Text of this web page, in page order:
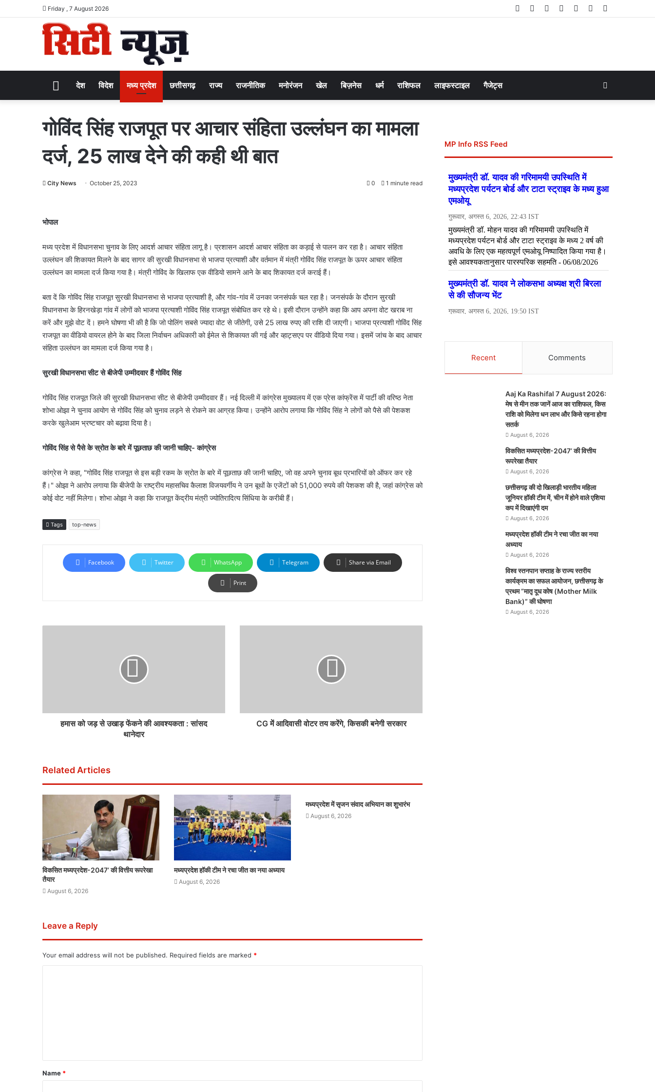
Friday , 7 August 2026 Telegram
Instagram
YouTube
LinkedIn
Twitter
Facebook
Homeदेश विदेश मध्य प्रदेश छत्तीसगढ़ राज्य राजनीतिक मनोरंजन खेल बिज़नेस धर्म राशिफल लाइफस्टाइल गैजेट्स
गोविंद सिंह राजपूत पर आचार संहिता उल्लंघन का मामला
दर्ज, 25 लाख देने की कही थी बात
City News October 25, 2023 0 1 minute read
भोपाल
मध्य प्रदेश में विधानसभा चुनाव के लिए आदर्श आचार संहिता लागू है। प्रशासन आदर्श आचार संहिता का कड़ाई से पालन कर रहा है। आचार संहिता
उल्लंघन की शिकायत मिलने के बाद सागर की सुरखी विधानसभा से भाजपा प्रत्याशी और वर्तमान में मंत्री गोविंद सिंह राजपूत के ऊपर आचार संहिता
उल्लंघन का मामला दर्ज किया गया है। मंत्री गोविंद के खिलाफ एक वीडियो सामने आने के बाद शिकायत दर्ज कराई हैं।
बता दें कि गोविंद सिंह राजपूत सुरखी विधानसभा से भाजपा प्रत्याशी है, और गांव-गांव में उनका जनसंपर्क चल रहा है। जनसंपर्क के दौरान सुरखी
विधानसभा के हिरनखेड़ा गांव में लोगों को भाजपा प्रत्याशी गोविंद सिंह राजपूत संबोधित कर रहे थे। इसी दौरान उन्होंने कहा कि आप अपना वोट खराब ना
करें और मुझे वोट दें। हमने घोषणा भी की है कि जो पोलिंग सबसे ज्यादा वोट से जीतेगी, उसे 25 लाख रुपए की राशि दी जाएगी। भाजपा प्रत्याशी गोविंद सिंह
राजपूत का वीडियो वायरल होने के बाद जिला निर्वाचन अधिकारी को ईमेल से शिकायत की गई और व्हाट्सएप पर वीडियो दिया गया। इसमें जांच के बाद आचार
संहिता उल्लंघन का मामला दर्ज किया गया है।
सुरखी विधानसभा सीट से बीजेपी उम्मीदवार हैं गोविंद सिंह
गोविंद सिंह राजपूत जिले की सुरखी विधानसभा सीट से बीजेपी उम्मीदवार हैं। नई दिल्ली में कांग्रेस मुख्यालय में एक प्रेस कांफ्रेंस में पार्टी की वरिष्ठ नेता
शोभा ओझा ने चुनाव आयोग से गोविंद सिंह को चुनाव लड़ने से रोकने का आग्रह किया। उन्होंने आरोप लगाया कि गोविंद सिंह ने लोगों को पैसे की पेशकश
करके खुलेआम भ्रष्टचार को बढ़ावा दिया है।
गोविंद सिंह से पैसे के स्रोत के बारे में पूछताछ की जानी चाहिए- कांग्रेस
कांग्रेस ने कहा, "गोविंद सिंह राजपूत से इस बड़ी रकम के स्रोत के बारे में पूछताछ की जानी चाहिए, जो वह अपने चुनाव बूथ प्रभारियों को ऑफर कर रहे
हैं।" ओझा ने आरोप लगाया कि बीजेपी के राष्ट्रीय महासचिव कैलाश विजयवर्गीय ने उन बूथों के एजेंटों को 51,000 रुपये की पेशकश की है, जहां कांग्रेस को
कोई वोट नहीं मिलेगा। शोभा ओझा ने कहा कि राजपूत केंद्रीय मंत्री ज्योतिरादित्य सिंधिया के करीबी हैं।
Tags top-news
Facebook Twitter WhatsApp Telegram Share via Email
Print
हमास को जड़ से उखाड़ फेंकने की आवश्यकता : सांसद
थानेदार
CG में आदिवासी वोटर तय करेंगे, किसकी बनेगी सरकार
Related Articles
विकसित मध्यप्रदेश-2047’ की वित्तीय रूपरेखा
तैयार
August 6, 2026
मध्यप्रदेश हॉकी टीम ने रचा जीत का नया अध्याय
August 6, 2026
मध्यप्रदेश में सृजन संवाद अभियान का शुभारंभ
August 6, 2026
Leave a Reply
Your email address will not be published. Required fields are marked *
Name *
MP Info RSS Feed
Recent Comments
Aaj Ka Rashifal 7 August 2026:
मेष से मीन तक जानें आज का राशिफल, किस
राशि को मिलेगा धन लाभ और किसे रहना होगा
सतर्क
August 6, 2026
विकसित मध्यप्रदेश-2047’ की वित्तीय
रूपरेखा तैयार
August 6, 2026
छत्तीसगढ़ की दो खिलाड़ी भारतीय महिला
जूनियर हॉकी टीम में, चीन में होने वाले एशिया
कप में दिखाएंगी दम
August 6, 2026
मध्यप्रदेश हॉकी टीम ने रचा जीत का नया
अध्याय
August 6, 2026
विश्व स्तनपान सप्ताह के राज्य स्तरीय
कार्यक्रम का सफल आयोजन, छत्तीसगढ़ के
प्रथम “मातृ दूध कोष (Mother Milk
Bank)” की घोषणा
August 6, 2026